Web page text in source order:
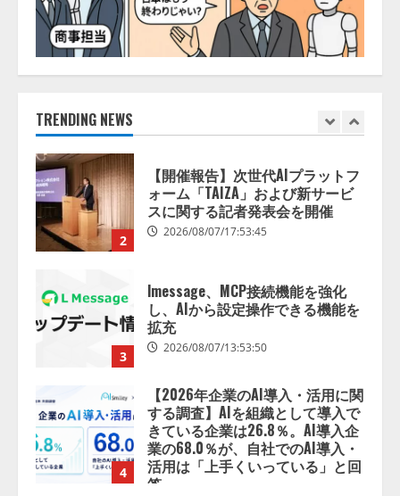
TRENDING NEWS
5
2026/08/07/10:54:31
1
【ドローン
AI】ドローン操縦を
AIがアドバイス「AIコーチ」をリ
2
【開催報告】次世代AIプラットフ
ォーム「TAIZA」および新サービ
スに関する記者発表会を開催
2026/08/07/17:53:45
3
lmessage、MCP接続機能を強化
し、AIから設定操作できる機能を
拡充
2026/08/07/13:53:50
4
【2026年企業のAI導入・活用に関
する調査】AIを組織として導入で
きている企業は26.8％。AI導入企
業の68.0％が、自社でのAI導入・
活用は「上手くいっている」と回
答